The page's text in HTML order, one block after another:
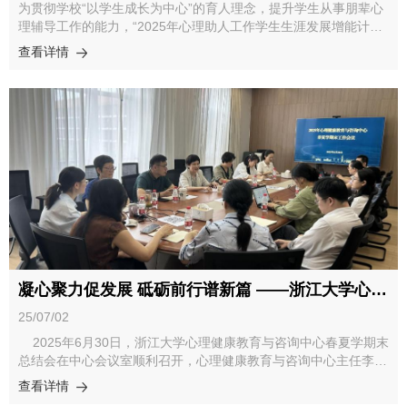
于成长、治愈与重生的内在蜕变。团体过程中，联结、分享、共鸣
的时刻，在团体中交叠发生。有人谈起初次参与时的拘谨忐忑，有
人分享启真湖畔共度的美好时光，也有人细数协作创作里的默契瞬
联结的瞬间、以及重新感受自然生命力的流淌。“每次我说话的时
候，大家都会用亮晶晶的眼睛看着我，我好久没有感受过这么认真
被倾听和对待了。”“我一直觉得自己是个不善于表达的人，但是在
这里我发现了新的发现自我和表达自我的方式，并且感受到每个人
都很有创造力。”“以前我总是被要求做事的那个，突然发现我也是
可以依靠别人的。““以前只喜欢黑白，刚才发现彩色其实也挺好
看，生活本来就应该是五颜六色的.”“愿我们都是迟桂花，桂花开越
晚能开越久。”同学们的每一段心声都真挚动人，让这场与自然同
行的艺术之旅，最终沉淀为大家心中一份珍贵的成长印记，让心灵
在自然与艺术的滋养中，收获了穿越迷茫的勇气、接纳自我的温柔
与联结他人的力量。
为贯彻学校“以学生成长为中心”的育人理念，提升学生从事朋辈心
理辅导工作的能力，“2025年心理助人工作学生生涯发展增能计
划”于7月1日至5日组织优秀本科生赴香港开展访学交流。交流期
间，团队受邀参访香港大学、香港中文大学以及香港理工大学，了
往香港大学社会工作学系，与何天虹教授团队交流心理助人在多个
领域中的融入和应用，通过中医学、舞蹈、即兴戏剧等领域的工作
实践赋能心理帮扶。交流涵盖，充分拓宽同学们对心理助人在艺术
治疗形式、适用人群及研究方法等方面的了解。在香港中文大学社
会工作学系，同学们重点学习了解其社会工作与心理学专业的历史
变迁、教学体系建设和相关专业设置，同时参观了香港中文图书
馆，丰富的馆藏书籍和与时俱进的VR技术体验区均令人印象深
刻。 在香港理工大学心理中心，同学们深入学习了身心健康推
广、辅导（咨询）服务、健康训练课程及运动代表队训练等四大服
务模块，香港科技大学多元化的心理服务、深入到学生生活中的服
务形式以及独具特色的推广方式，让同学们对心理助人服务有了新
的认识。在香港演艺学院，大家参加了“心感·灵动·舞蹈祭”工作坊
活动，通过舞蹈活动体验身体作为情绪容器的疗愈作用。同学们在
实践中感受到艺术疗愈的独特价值，认识到动作如何重建自我对
话，为心理助人工作提供了新思路。活动结束后，同学们与香港师
生热烈交流，分享对心理助人领域的感悟。此次“心理助人工作学
生生涯发展增能计划”赴港交流活动为同学们开启了一段学术与文
查看详情
凝心聚力促发展 砥砺前行谱新篇 ——浙江大学心理健康教育与咨询中心春夏学期末总结会顺利召开
25/07/02
2025年6月30日，浙江大学心理健康教育与咨询中心春夏学期末
总结会在中心会议室顺利召开，心理健康教育与咨询中心主任李
涛、心理健康教育与咨询中心全体教师参与此次会议。会议围绕心
理健康课程建设、心理咨询服务质量提升、危机干预能力强化等主
查看详情